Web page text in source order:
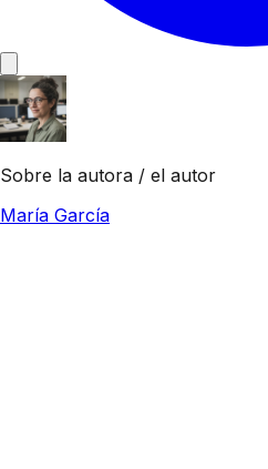
Sobre la autora / el autor
María García